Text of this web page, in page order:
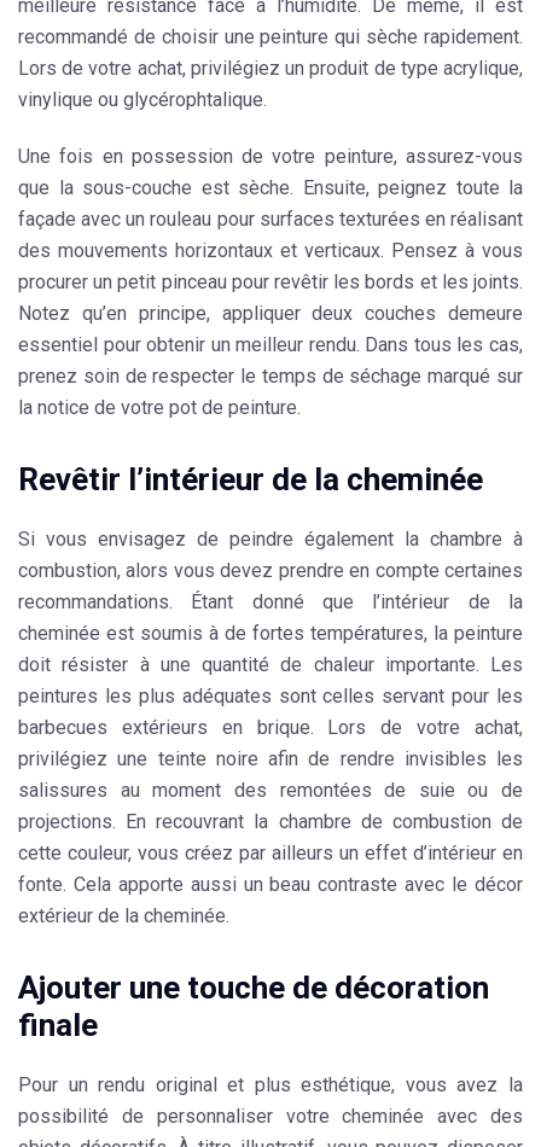
meilleure résistance face à l’humidité. De même, il est
recommandé de choisir une peinture qui sèche rapidement.
Lors de votre achat, privilégiez un produit de type acrylique,
vinylique ou glycérophtalique.
Une fois en possession de votre peinture, assurez-vous
que la sous-couche est sèche. Ensuite, peignez toute la
façade avec un rouleau pour surfaces texturées en réalisant
des mouvements horizontaux et verticaux. Pensez à vous
procurer un petit pinceau pour revêtir les bords et les joints.
Notez qu’en principe, appliquer deux couches demeure
essentiel pour obtenir un meilleur rendu. Dans tous les cas,
prenez soin de respecter le temps de séchage marqué sur
la notice de votre pot de peinture.
Revêtir l’intérieur de la cheminée
Si vous envisagez de peindre également la chambre à
combustion, alors vous devez prendre en compte certaines
recommandations. Étant donné que l’intérieur de la
cheminée est soumis à de fortes températures, la peinture
doit résister à une quantité de chaleur importante. Les
peintures les plus adéquates sont celles servant pour les
barbecues extérieurs en brique. Lors de votre achat,
privilégiez une teinte noire afin de rendre invisibles les
salissures au moment des remontées de suie ou de
projections. En recouvrant la chambre de combustion de
cette couleur, vous créez par ailleurs un effet d’intérieur en
fonte. Cela apporte aussi un beau contraste avec le décor
extérieur de la cheminée.
Ajouter une touche de décoration
finale
Pour un rendu original et plus esthétique, vous avez la
possibilité de personnaliser votre cheminée avec des